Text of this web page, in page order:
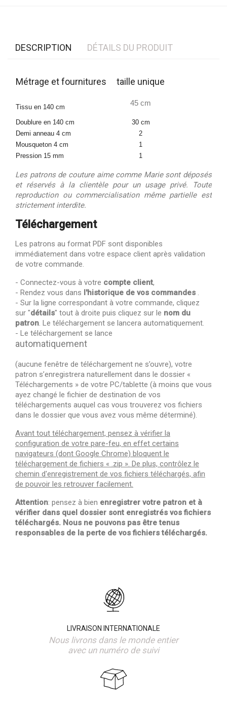
DESCRIPTION DÉTAILS DU PRODUIT
Métrage et fournitures taille unique
Tissu en 140 cm 45 cm
Doublure en 140 cm
30 cm
Demi anneau 4 cm
2
Mousqueton 4 cm
1
Pression 15 mm
1
Les patrons de couture aime comme Marie sont déposés
et réservés à la clientèle pour un usage privé. Toute
reproduction ou commercialisation même partielle est
strictement interdite.
Téléchargement
Les patrons au format PDF sont disponibles
immédiatement dans votre espace client après validation
de votre commande.
- Connectez-vous à votre compte client,
- Rendez vous dans l'historique de vos commandes .
- Sur la ligne correspondant à votre commande, cliquez
sur "détails" tout à droite puis cliquez sur le nom du
patron. Le téléchargement se lancera automatiquement.
- Le téléchargement se lance
automatiquement
(aucune fenêtre de téléchargement ne s’ouvre), votre
patron s’enregistrera naturellement dans le dossier «
Téléchargements » de votre PC/tablette (à moins que vous
ayez changé le fichier de destination de vos
téléchargements auquel cas vous trouverez vos fichiers
dans le dossier que vous avez vous même déterminé).
Avant tout téléchargement, pensez à vérifier la
configuration de votre pare-feu, en effet certains
navigateurs (dont Google Chrome) bloquent le
téléchargement de fichiers « .zip ». De plus, contrôlez le
chemin d'enregistrement de vos fichiers téléchargés, afin
de pouvoir les retrouver facilement.
Attention: pensez à bien enregistrer votre patron et à
vérifier dans quel dossier sont enregistrés vos fichiers
téléchargés. Nous ne pouvons pas être tenus
responsables de la perte de vos fichiers téléchargés.
LIVRAISON INTERNATIONALE
Nous livrons dans le monde entier
avec un numéro de suivi